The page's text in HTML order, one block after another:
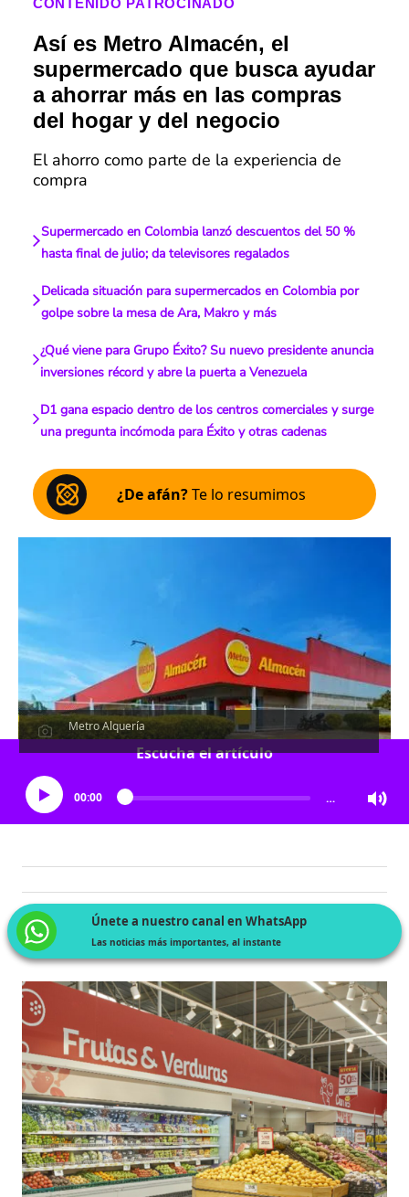
CONTENIDO PATROCINADO
Así es Metro Almacén, el
supermercado que busca ayudar
a ahorrar más en las compras
del hogar y del negocio
El ahorro como parte de la experiencia de
compra
Supermercado en Colombia lanzó descuentos del 50 %
hasta final de julio; da televisores regalados
Delicada situación para supermercados en Colombia por
golpe sobre la mesa de Ara, Makro y más
¿Qué viene para Grupo Éxito? Su nuevo presidente anuncia
inversiones récord y abre la puerta a Venezuela
D1 gana espacio dentro de los centros comerciales y surge
una pregunta incómoda para Éxito y otras cadenas
¿De afán?Te lo resumimos
Metro Alquería
Escucha el artículo
00:00 …
Únete a nuestro canal en WhatsApp
Las noticias más importantes, al instante